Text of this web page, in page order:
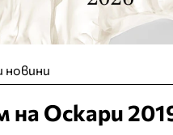
Оскари